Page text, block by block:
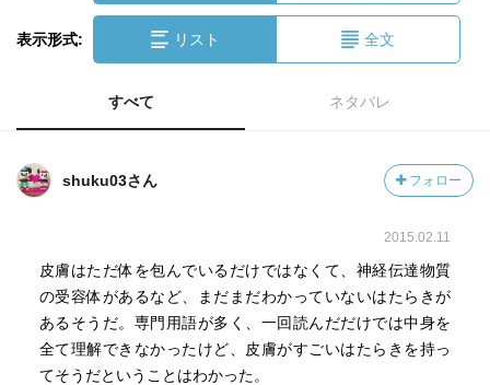
表示形式: リスト 全文
すべて ネタバレ
shuku03さん フォロー
2015.02.11
皮膚はただ体を包んでいるだけではなくて、神経伝達物質
の受容体があるなど、まだまだわかっていないはたらきが
あるそうだ。専門用語が多く、一回読んだだけでは中身を
全て理解できなかったけど、皮膚がすごいはたらきを持っ
てそうだということはわかった。